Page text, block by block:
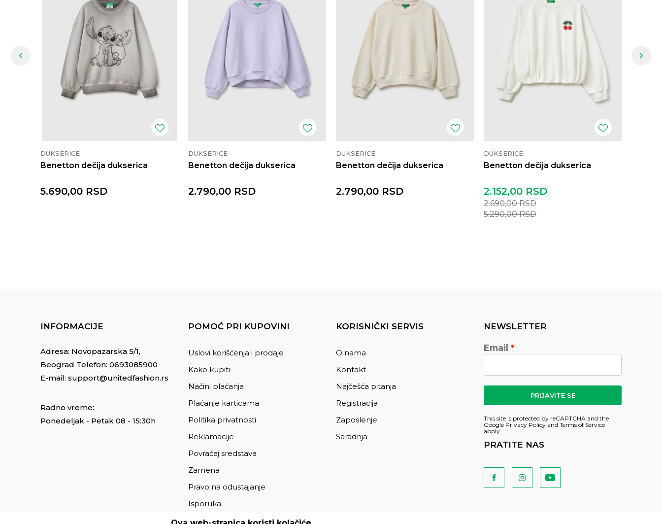
DUKSERICE
Benetton dečija dukserica
5.690,00 RSD
DUKSERICE
Benetton dečija dukserica
2.790,00 RSD
DUKSERICE
Benetton dečija dukserica
2.790,00 RSD
DUKSERICE
Benetton dečija dukserica
2.152,00 RSD
2.690,00RSD
5.290,00RSD
INFORMACIJE
Adresa: Novopazarska 5/1,
Beograd Telefon: 0693085900
E-mail: support@unitedfashion.rs
Radno vreme:
Ponedeljak - Petak 08 - 15:30h
POMOĆ PRI KUPOVINI
Uslovi korišćenja i prodaje
Kako kupiti
Načini plaćanja
Plaćanje karticama
Politika privatnosti
Reklamacije
Povraćaj sredstava
Zamena
Pravo na odustajanje
Isporuka
KORISNIČKI SERVIS
O nama
Kontakt
Najčešća pitanja
Registracija
Zaposlenje
Saradnja
NEWSLETTER
Email
PRIJAVITE SE
This site is protected by reCAPTCHA and the
Google Privacy Policy and Terms of Service
apply.
PRATITE NAS